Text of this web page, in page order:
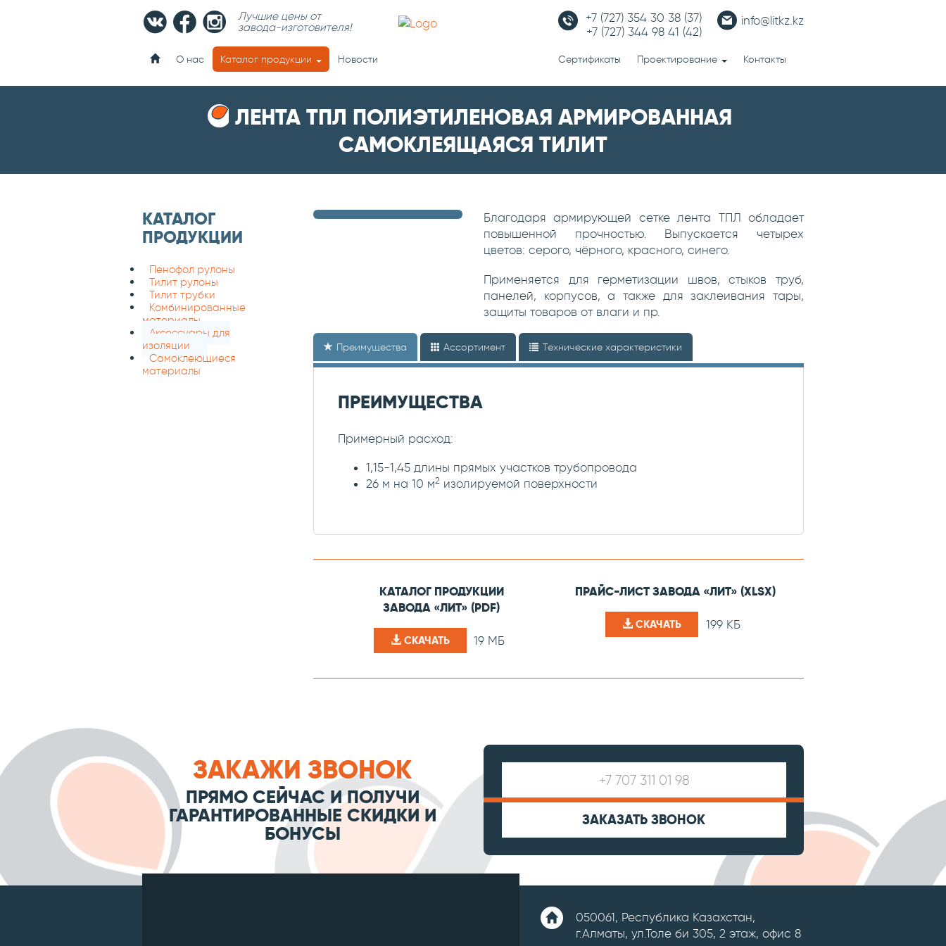
Лучшие цены от
завода-изготовителя!
+7 (727) 354 30 38 (37)
+7 (727) 344 98 41 (42)
info@litkz.kz
О нас Каталог продукции Новости Сертификаты Проектирование Контакты
ЛЕНТА ТПЛ ПОЛИЭТИЛЕНОВАЯ АРМИРОВАННАЯ
САМОКЛЕЯЩАЯСЯ ТИЛИТ
КАТАЛОГ
ПРОДУКЦИИ
Пенофол рулоны
Тилит рулоны
Тилит трубки
Комбинированные
материалы
Аксессуары для
изоляции
Самоклеющиеся
материалы
Благодаря армирующей сетке лента ТПЛ обладает
повышенной прочностью. Выпускается четырех
цветов: серого, чёрного, красного, синего.
Применяется для герметизации швов, стыков труб,
панелей, корпусов, а также для заклеивания тары,
защиты товаров от влаги и пр.
Преимущества Ассортимент Технические характеристики
ПРЕИМУЩЕСТВА
Примерный расход:
1,15-1,45 длины прямых участков трубопровода
26 м на 10 м2изолируемой поверхности
КАТАЛОГ ПРОДУКЦИИ
ЗАВОДА «ЛИТ» (PDF)
СКАЧАТЬ 19 МБ
ПРАЙС-ЛИСТ ЗАВОДА «ЛИТ» (XLSX)
СКАЧАТЬ 199 КБ
ЗАКАЖИ ЗВОНОК
ПРЯМО СЕЙЧАС И ПОЛУЧИ
ГАРАНТИРОВАННЫЕ СКИДКИ И
БОНУСЫ
ЗАКАЗАТЬ ЗВОНОК
050061, Республика Казахстан,
г.Алматы, ул.Толе би 305, 2 этаж, офис 8